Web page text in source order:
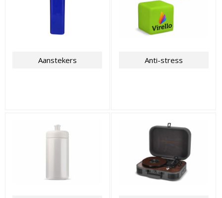
Aanstekers Anti-stress